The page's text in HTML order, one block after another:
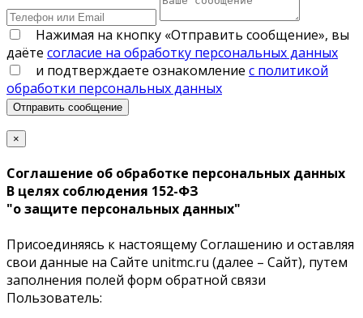
Нажимая на кнопку «Отправить сообщение», вы
даёте согласие на обработку персональных данных
и подтверждаете ознакомление с политикой
обработки персональных данных
Отправить сообщение
×
Соглашение об обработке персональных данных
В целях соблюдения 152-ФЗ
"о защите персональных данных"
Присоединяясь к настоящему Соглашению и оставляя
свои данные на Сайте unitmc.ru (далее – Сайт), путем
заполнения полей форм обратной связи
Пользователь: